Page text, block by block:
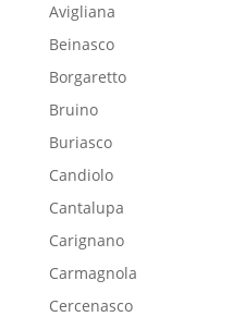
Avigliana
Beinasco
Borgaretto
Bruino
Buriasco
Candiolo
Cantalupa
Carignano
Carmagnola
Cercenasco